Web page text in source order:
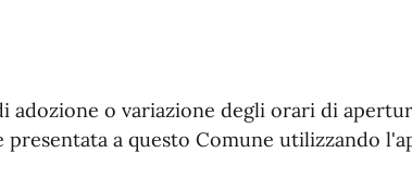
adozione o variazione degli orari di
presentata a questo Comune utilizzando